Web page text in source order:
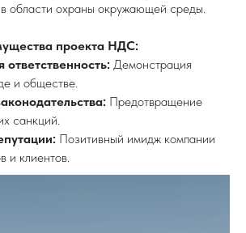
области охраны окружающей среды.
проекта НДС:
ответственность: Демонстрация
и обществе.
Предотвращение
санкций.
Позитивный имидж компании
и клиентов.